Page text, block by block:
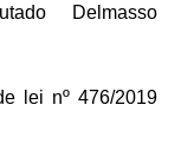
Delmasso
lei nº 476/2019